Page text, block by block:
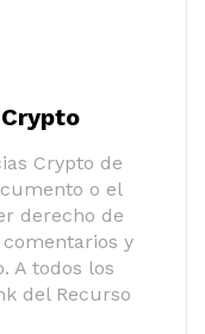
Crypto de
o el
derecho de
y
A todos los
del Recurso